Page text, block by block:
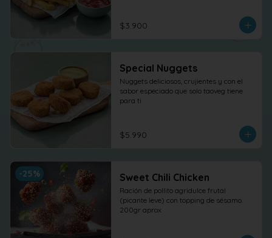
$3.900
Special Nuggets
Nuggets deliciosos, crujientes y con el
sabor especiado que solo taoveg tiene
para ti
$5.990
-25% Sweet Chili Chicken
Ración de pollito agridulce frutal
(picante leve) con topping de sésamo.
200gr aprox